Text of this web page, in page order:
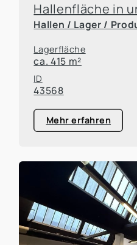
Hallenfläche in
Hallen / Lager /
Lagerfläche
ca. 415 m²
ID
43568
Mehr erfahren